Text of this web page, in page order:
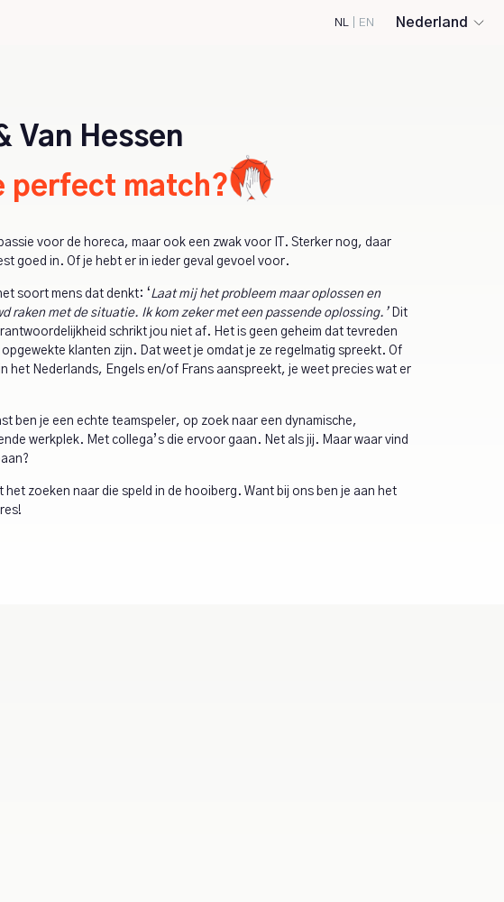
Nederland
NL EN
Van Hessen
perfect match?
voor de horeca, maar ook een zwak voor IT. Sterker nog, daar
goed in. Of je hebt er in ieder geval gevoel voor.
soort mens dat denkt: ‘Laat mij het probleem maar oplossen en
raken met de situatie. Ik kom zeker met een passende oplossing.’Dit
schrikt jou niet af. Het is geen geheim dat tevreden
klanten zijn. Dat weet je omdat je ze regelmatig spreekt. Of
het Nederlands, Engels en/of Frans aanspreekt, je weet precies wat er
ben je een echte teamspeler, op zoek naar een dynamische,
werkplek. Met collega’s die ervoor gaan. Net als jij. Maar waar vind
het zoeken naar die speld in de hooiberg. Want bij ons ben je aan het